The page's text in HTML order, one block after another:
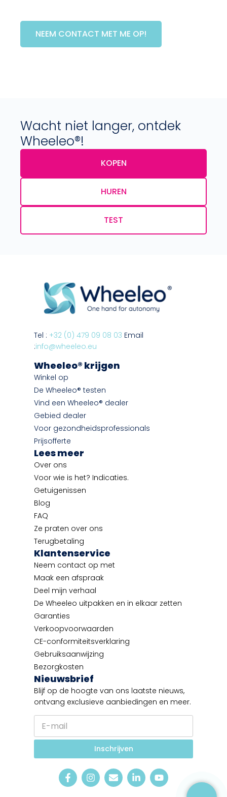
NEEM CONTACT MET ME OP!
Wacht niet langer, ontdek
Wheeleo®!
KOPEN
HUREN
TEST
Tel : +32 (0) 479 09 08 03 Email
:info@wheeleo.eu
Wheeleo® krijgen
Winkel op
De Wheeleo® testen
Vind een Wheeleo® dealer
Gebied dealer
Voor gezondheidsprofessionals
Prijsofferte
Lees meer
Over ons
Voor wie is het? Indicaties.
Getuigenissen
Blog
FAQ
Ze praten over ons
Terugbetaling
Klantenservice
Neem contact op met
Maak een afspraak
Deel mijn verhaal
De Wheeleo uitpakken en in elkaar zetten
Garanties
Verkoopvoorwaarden
CE-conformiteitsverklaring
Gebruiksaanwijzing
Bezorgkosten
Nieuwsbrief
Blijf op de hoogte van ons laatste nieuws,
ontvang exclusieve aanbiedingen en meer.
E
m
l
t
a
Inschrijven